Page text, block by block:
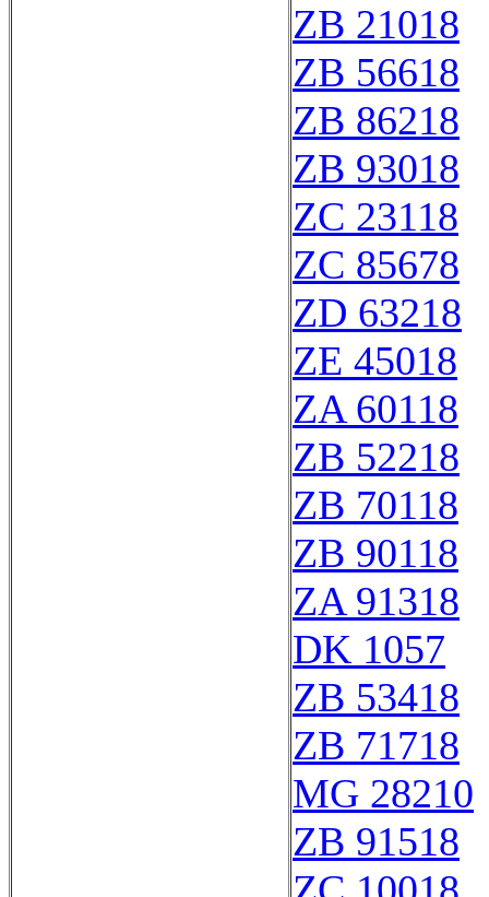
ZB 21018
ZB 56618
ZB 86218
ZB 93018
ZC 23118
ZC 85678
ZD 63218
ZE 45018
ZA 60118
ZB 52218
ZB 70118
ZB 90118
ZA 91318
DK 1057
ZB 53418
ZB 71718
MG 28210
ZB 91518